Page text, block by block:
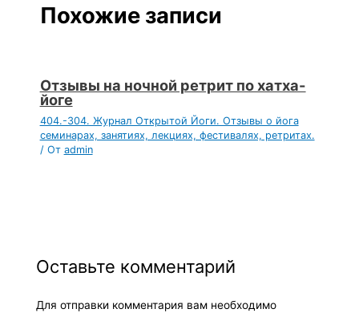
Похожие записи
Отзывы на ночной ретрит по хатха-
йоге
404.-304. Журнал Открытой Йоги. Отзывы о йога
семинарах, занятиях, лекциях, фестивалях, ретритах.
/ От admin
Оставьте комментарий
Для отправки комментария вам необходимо